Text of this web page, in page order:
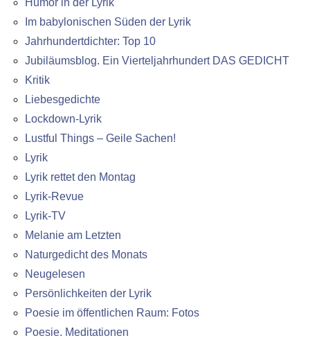
Im babylonischen Süden der Lyrik
Jahrhundertdichter: Top 10
Jubiläumsblog. Ein Vierteljahrhundert DAS GEDICHT
Kritik
Liebesgedichte
Lockdown-Lyrik
Lustful Things – Geile Sachen!
Lyrik
Lyrik rettet den Montag
Lyrik-Revue
Lyrik-TV
Melanie am Letzten
Naturgedicht des Monats
Neugelesen
Persönlichkeiten der Lyrik
Poesie im öffentlichen Raum: Fotos
Poesie. Meditationen